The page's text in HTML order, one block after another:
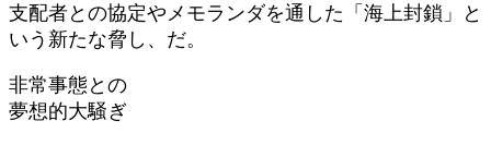
支配者との協定やメモランダを通した「海上封鎖」と
いう新たな脅し、だ。
非常事態との
夢想的大騒ぎ